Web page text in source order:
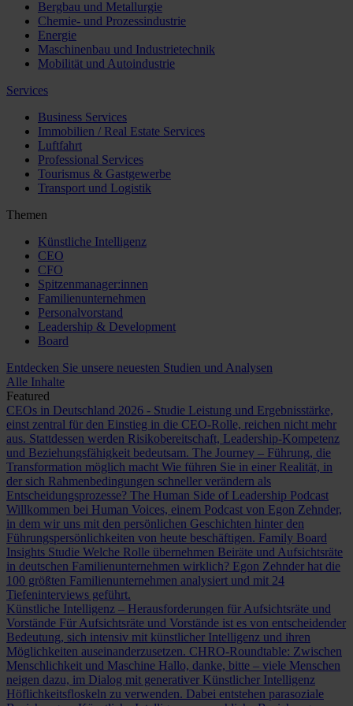
Bergbau und Metallurgie
Chemie- und Prozessindustrie
Energie
Maschinenbau und Industrietechnik
Mobilität und Autoindustrie
Services
Business Services
Immobilien / Real Estate Services
Luftfahrt
Professional Services
Tourismus & Gastgewerbe
Transport und Logistik
Themen
Künstliche Intelligenz
CEO
CFO
Spitzenmanager:innen
Familienunternehmen
Personalvorstand
Leadership & Development
Board
Entdecken Sie unsere neuesten Studien und Analysen
Alle Inhalte
Featured
CEOs in Deutschland 2026 - Studie Leistung und Ergebnisstärke,
einst zentral für den Einstieg in die CEO-Rolle, reichen nicht mehr
aus. Stattdessen werden Risikobereitschaft, Leadership-Kompetenz
und Beziehungsfähigkeit bedeutsam. The Journey – Führung, die
Transformation möglich macht Wie führen Sie in einer Realität, in
der sich Rahmenbedingungen schneller verändern als
Entscheidungsprozesse? The Human Side of Leadership Podcast
Willkommen bei Human Voices, einem Podcast von Egon Zehnder,
in dem wir uns mit den persönlichen Geschichten hinter den
Führungspersönlichkeiten von heute beschäftigen. Family Board
Insights Studie Welche Rolle übernehmen Beiräte und Aufsichtsräte
in deutschen Familienunternehmen wirklich? Egon Zehnder hat die
100 größten Familienunternehmen analysiert und mit 24
Tiefeninterviews geführt.
Künstliche Intelligenz – Herausforderungen für Aufsichtsräte und
Vorstände Für Aufsichtsräte und Vorstände ist es von entscheidender
Bedeutung, sich intensiv mit künstlicher Intelligenz und ihren
Möglichkeiten auseinanderzusetzen. CHRO-Roundtable: Zwischen
Menschlichkeit und Maschine Hallo, danke, bitte – viele Menschen
neigen dazu, im Dialog mit generativer Künstlicher Intelligenz
Höflichkeitsfloskeln zu verwenden. Dabei entstehen parasoziale